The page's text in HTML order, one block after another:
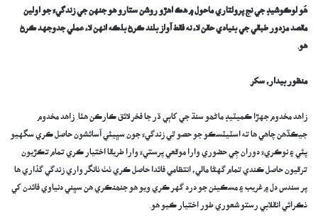
هُو لوڪوشيڊ جي نج پرولتاري ماحول ۾ ھڪ اھڙو روشن ستارو هو جنهن جي زندگيءَ جو اولين
مقصد مزدور طبقي جي بنيادي حقن لاء نه فقط آواز بلند ڪرڻ بلڪه انهن لاء عملي جدوجهد ڪرڻ
هو.
منظور بيدار،سکر
زاهد مخدوم جهڙا ڪميٽيڊ ماڻھو سنڌ جي کاٻي ڌر جا فخر لائق ڪارڪن هئا. زاهد مخدوم
جيڪڏھن چاهي ھا ته اسٽيٽسڪو جو حصو ٿي زندگيءَ جون سڀيئي آسائشون حاصل ڪري سگهيو
پئي ۽ نوڪريءَ دوران جِي حضوري وارا موقعي پرستيءَ وارا طريقا اختيار ڪري تمام تڪڙيون
ترقيون حاصل ڪندي تمام گهڻا مالي، انتظامي فائدا حاصل ڪري ٺٺ ٺانگر واري زندگي گذاري ها
پر سندس دل ۾ غريب ۽ مسڪينن جو درد گهر ڪري ويو هو جنھنڪري هن سڀني دنياوي فائدن کي
ٺڪرائي انقلابي رستو شعوري طور اختيار ڪيو هو.